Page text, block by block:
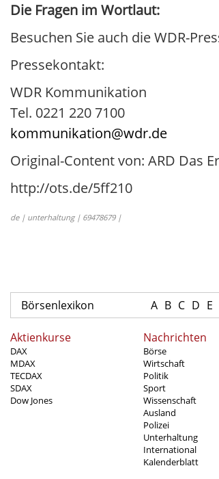
Die Fragen im Wortlaut:
Besuchen Sie auch die WDR-
Pressekontakt:
WDR Kommunikation
Tel. 0221 220 7100
kommunikation@wdr.de
Original-Content von: ARD Das
http://ots.de/5ff210
de | unterhaltung | 69478679 |
Börsenlexikon A B C D E
Aktienkurse
DAX
MDAX
TECDAX
SDAX
Dow Jones
Nachrichten
Börse
Wirtschaft
Politik
Sport
Wissenschaft
Ausland
Polizei
Unterhaltung
International
Kalenderblatt